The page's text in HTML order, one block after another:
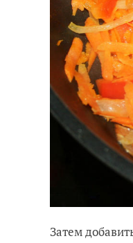
Затем